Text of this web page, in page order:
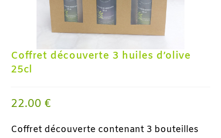
Coffret découverte 3 huiles d’olive
25cl
22.00 €
Coffret découverte contenant 3 bouteilles